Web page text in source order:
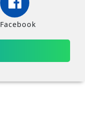
Facebook